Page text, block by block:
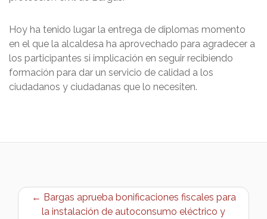
Hoy ha tenido lugar la entrega de diplomas momento
en el que la alcaldesa ha aprovechado para agradecer a
los participantes si implicación en seguir recibiendo
formación para dar un servicio de calidad a los
ciudadanos y ciudadanas que lo necesiten.
← Bargas aprueba bonificaciones fiscales para
la instalación de autoconsumo eléctrico y